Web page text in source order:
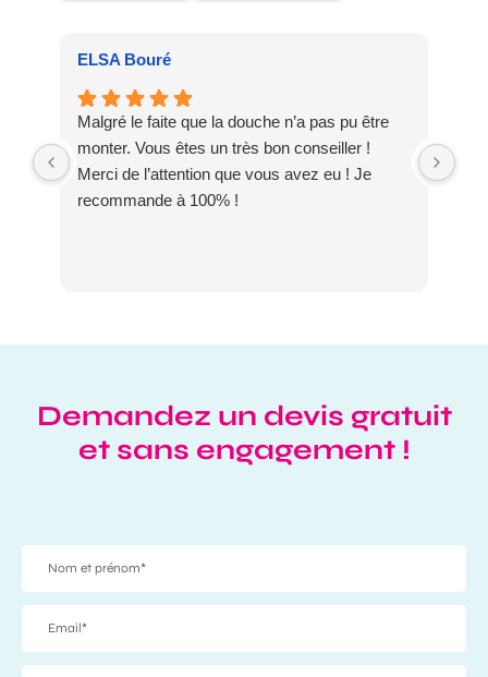
ELSA Bouré
Malgré le faite que la douche n’a pas pu être
monter. Vous êtes un très bon conseiller !
Merci de l’attention que vous avez eu ! Je
recommande à 100% !
Demandez un devis gratuit
et sans engagement !